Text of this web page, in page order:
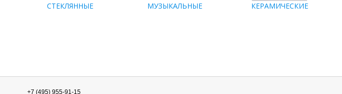
СТЕКЛЯННЫЕ МУЗЫКАЛЬНЫЕ КЕРАМИЧЕСКИЕ
+7 (495) 955-91-15